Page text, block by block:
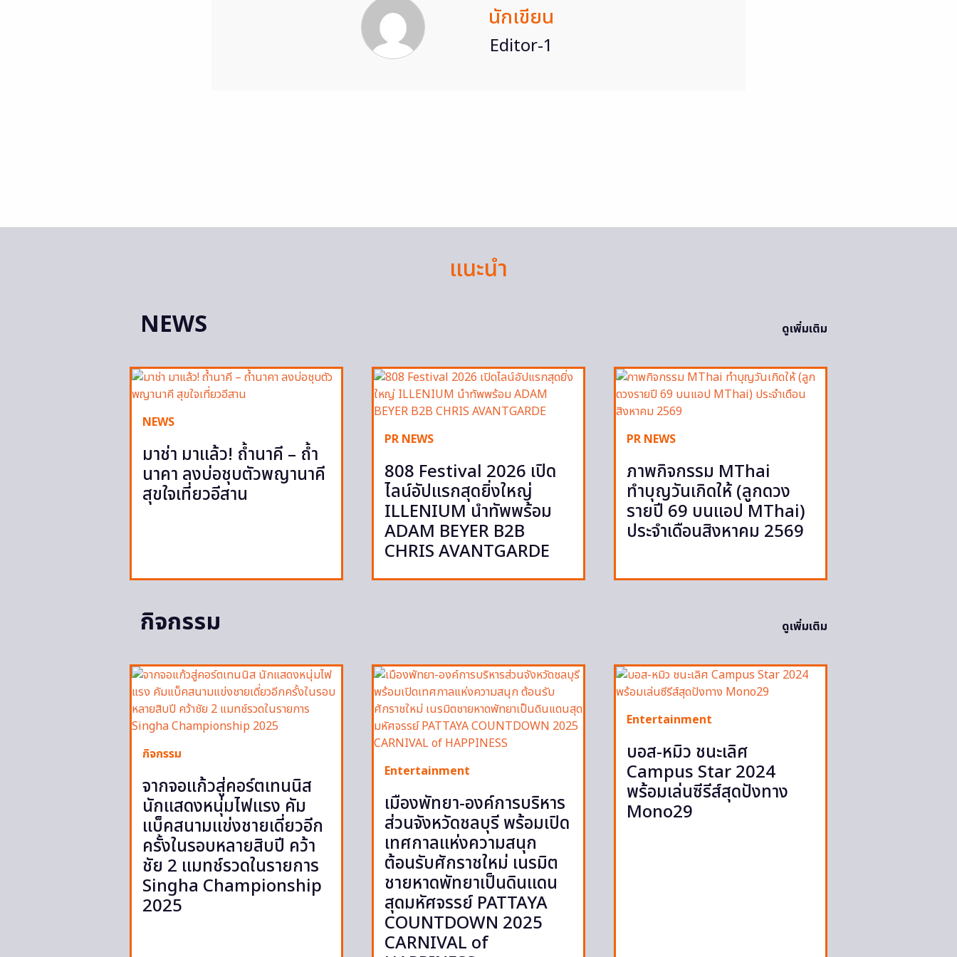
นักเขียน
Editor-1
แนะนำ
NEWS
ดูเพิ่มเติม
NEWS
มาช่า มาแล้ว! ถ้ำนาคี – ถ้ำ
นาคา ลงบ่อชุบตัวพญานาคี
สุขใจเที่ยวอีสาน
PR NEWS
808 Festival 2026 เปิด
ไลน์อัปแรกสุดยิ่งใหญ่
ILLENIUM นำทัพพร้อม
ADAM BEYER B2B
CHRIS AVANTGARDE
PR NEWS
ภาพกิจกรรม MThai
ทำบุญวันเกิดให้ (ลูกดวง
รายปี 69 บนแอป MThai)
ประจำเดือนสิงหาคม 2569
กิจกรรม ดูเพิ่มเติม
กิจกรรม
จากจอแก้วสู่คอร์ตเทนนิส
นักแสดงหนุ่มไฟแรง คัม
แบ็คสนามแข่งชายเดี่ยวอีก
ครั้งในรอบหลายสิบปี คว้า
ชัย 2 แมทช์รวดในรายการ
Singha Championship
2025
Entertainment
เมืองพัทยา-องค์การบริหาร
ส่วนจังหวัดชลบุรี พร้อมเปิด
เทศกาลแห่งความสนุก
ต้อนรับศักราชใหม่ เนรมิต
ชายหาดพัทยาเป็นดินแดน
สุดมหัศจรรย์ PATTAYA
COUNTDOWN 2025
CARNIVAL of
Entertainment
บอส-หมิว ชนะเลิศ
Campus Star 2024
พร้อมเล่นซีรีส์สุดปังทาง
Mono29